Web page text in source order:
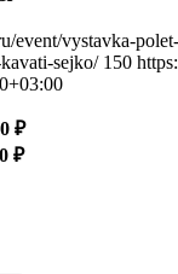
event/vystavka-
sejko/ 150
₽
₽